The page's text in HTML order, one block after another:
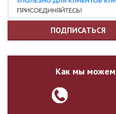
ПОДПИСАТЬСЯ
Как мы можем